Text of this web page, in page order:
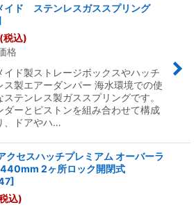
イド ステンレスガススプリング
(税込)
格
イド製ストレージボックスやハッチ
ス製エアーダンパー 海水環境での使
ステンレス製ガススプリングです。
ダーとピストンを組み合わせて構成
、ドアやハ…
クセスハッチプレミアム オーバーラ
2ヶ所ロック開閉式
]
込)